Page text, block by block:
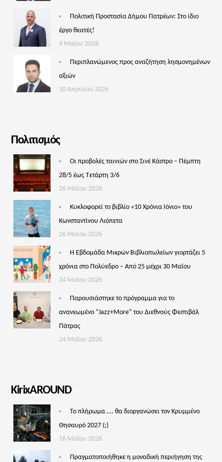
Πολιτική Προστασία Δήμου Πατρέων: Στο ίδιο
έργο θεατές!
9 Μαΐου 2026
Περιπλανώμενος προς αναζήτηση λησμονημένων
αξιών
10 Απριλίου 2026
Πολιτισμός
Οι προβολές ταινιών στο Σινέ Κάστρο – Πέμπτη
28/5 έως Τετάρτη 3/6
26 Μαΐου 2026
Κυκλοφορεί το βιβλίο «10 Χρόνια Ιόνιο» του
Κωνσταντίνου Λιόπετα
26 Μαΐου 2026
Η Εβδομάδα Μικρών Βιβλιοπωλείων γιορτάζει 5
χρόνια στο Πολύεδρο – Από 25 μέχρι 30 Μαΐου
24 Μαΐου 2026
Παρουσιάστηκε το πρόγραμμα για το
ανανεωμένο “Jazz+More” του Διεθνούς Φεστιβάλ
Πάτρας
24 Μαΐου 2026
KirixAROUND
Το πλήρωμα …. θα διοργανώσει τον Κρυμμένο
Θησαυρό 2027 (;)
16 Μαΐου 2026
Πραγματοποιήθηκε η μοναδική περιήγηση της